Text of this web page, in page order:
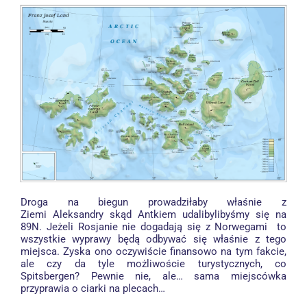
Droga na biegun prowadziłaby właśnie z
Ziemi Aleksandry skąd Antkiem udalibylibyśmy się na
89N. Jeżeli Rosjanie nie dogadają się z Norwegami to
wszystkie wyprawy będą odbywać się właśnie z tego
miejsca. Zyska ono oczywiście finansowo na tym fakcie,
ale czy da tyle możliwoście turystycznych, co
Spitsbergen? Pewnie nie, ale… sama miejscówka
przyprawia o ciarki na plecach…